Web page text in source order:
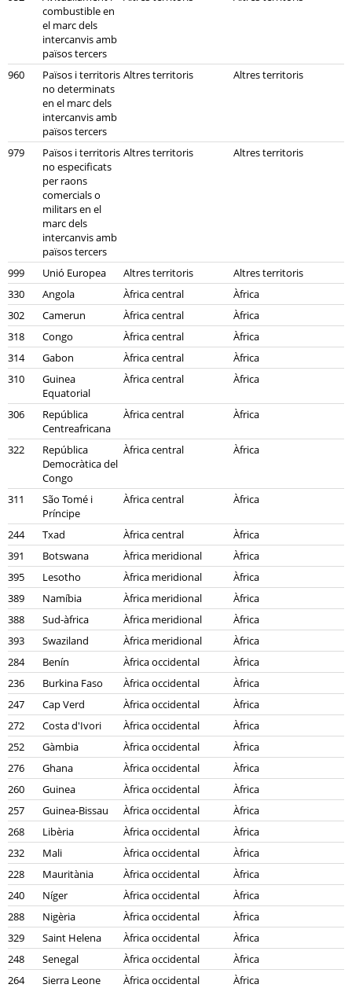
combustible en
el marc dels
intercanvis amb
països tercers
960
Països i territoris
no determinats
en el marc dels
intercanvis amb
països tercers
Altres territoris Altres territoris
979
Països i territoris
no especificats
per raons
comercials o
militars en el
marc dels
intercanvis amb
països tercers
Altres territoris Altres territoris
999 Unió Europea Altres territoris
Altres territoris
330
Angola Àfrica central
Àfrica
302
Camerun Àfrica central
Àfrica
318
Congo Àfrica central
Àfrica
314
Gabon Àfrica central
Àfrica
310
Guinea
Equatorial
Àfrica central Àfrica
306
República
Centreafricana
Àfrica central Àfrica
322
República
Democràtica del
Congo
Àfrica central Àfrica
311
São Tomé i
Príncipe
Àfrica central Àfrica
244 Txad Àfrica central
Àfrica
391
Botswana Àfrica meridional
Àfrica
395
Lesotho Àfrica meridional
Àfrica
389
Namíbia Àfrica meridional
Àfrica
388
Sud-àfrica Àfrica meridional
Àfrica
393
Swaziland Àfrica meridional
Àfrica
284
Benín Àfrica occidental
Àfrica
236
Burkina Faso Àfrica occidental
Àfrica
247
Cap Verd Àfrica occidental
Àfrica
272
Costa d'Ivori Àfrica occidental
Àfrica
252
Gàmbia Àfrica occidental
Àfrica
276
Ghana Àfrica occidental
Àfrica
260
Guinea Àfrica occidental
Àfrica
257
Guinea-Bissau Àfrica occidental
Àfrica
268
Libèria Àfrica occidental
Àfrica
232
Mali Àfrica occidental
Àfrica
228
Mauritània Àfrica occidental
Àfrica
240
Níger Àfrica occidental
Àfrica
288
Nigèria Àfrica occidental
Àfrica
329
Saint Helena Àfrica occidental
Àfrica
248
Senegal Àfrica occidental
Àfrica
264
Sierra Leone Àfrica occidental
Àfrica